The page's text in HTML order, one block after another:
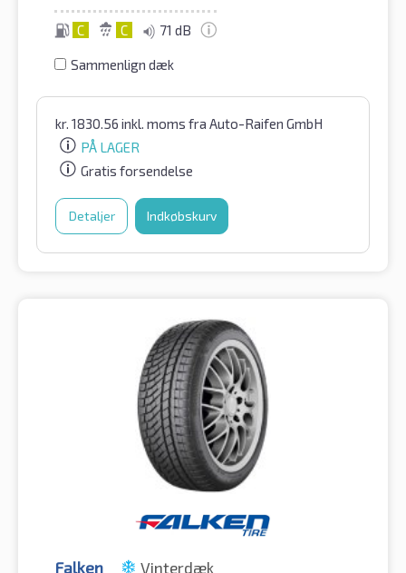
C C 71 dB
Sammenlign dæk
kr. 1830.56 inkl. moms fra Auto-Raifen GmbH
PÅ LAGER
Gratis forsendelse
Detaljer Indkøbskurv
Falken Vinterdæk